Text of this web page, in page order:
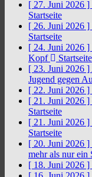
[ 27. Juni 2026 ]
Startseite
[ 26. Juni 2026 ]
Startseite
[ 24. Juni 2026 ]
Kopf
Startseite
[ 23. Juni 2026 ]
Jugend gegen
[ 22. Juni 2026 ]
[ 21. Juni 2026 ]
Startseite
[ 21. Juni 2026 ]
Startseite
[ 20. Juni 2026 ]
mehr als nur ein
[ 18. Juni 2026 ]